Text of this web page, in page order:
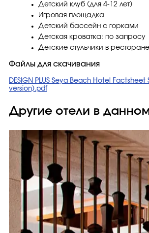
Детский клуб (для 4-12 лет)
Игровая площадка
Детский бассейн с горками
Детская кроватка: по запросу
Детские стульчики в ресторане
Файлы для скачивания
DESIGN PLUS Seya Beach Hotel Factsheet
version).pdf
Другие отели в